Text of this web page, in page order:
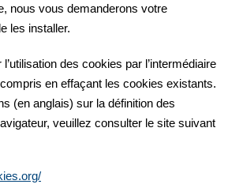
nous vous demanderons votre
les installer.
des cookies par l’intermédiaire
en effaçant les cookies existants.
(en anglais) sur la définition des
veuillez consulter le site suivant